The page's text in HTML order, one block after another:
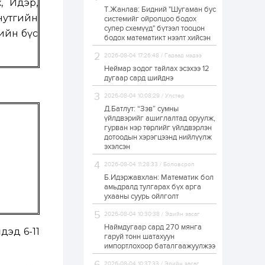
Идэр,
бүс
6-11
ЗГ: Автобензин,
дизель түлшний
онцгой албан
татварыг тэглэлээ
1 өдөр 2
З.Мэндсайхан:
Хүнсний нөөцийг
бэлтгэх агуулах,
зоорь бэлтгэх ААН-
үүдэд хөнгөлөлттэй
зээл олгоно
1 өдөр 1 0
Европ дахь
соёлын наадам
боллоо
1 өдөр 2
Өнгөрсөн сард
металл худалдан
авчээ
1 өдөр 0 0
Т.Жанлав: Бидний "Шугаман бус
системийг ойролцоо бодох
супер схемүүд" бүтээл тооцон
бодох математикт нээлт хийсэн
2026-08-04 17:26:48 / Гадаад мэдээ
Неймар зодог тайлах эсэхээ 12
дугаар сард шийднэ
2026-08-04 10:08:29 / Улстөр
Д.Батлут: “Зэв” сумны
үйлдвэрийг ашиглалтад оруулж,
гурван нэр төрлийг үйлдвэрлэн
дотоодын хэрэгцээнд нийлүүлж
эхэлсэн
2026-08-04 11:28:33 / Боловсрол
Б.Идэржавхлан: Математик бол
амьдралд тулгарах бүх арга
ухааны суурь ойлголт
2026-08-04 10:30:38 / Эдийн засаг
Наймдугаар сард 270 мянга
гаруй тонн шатахуун
импортлохоор баталгаажуулжээ